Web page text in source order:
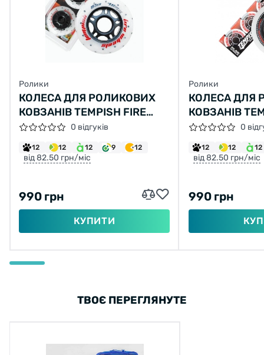
Ролики
КОЛЕСА ДЛЯ РОЛИКОВИХ
КОВЗАНІВ TEMPISH FIRE
76X24 85A0 відгуків
12 12 12 9 12
від 82.50 грн/міс
990 грн
КУПИТИ
Ролики
КОЛЕСА ДЛЯ
КОВЗАНІВ
70X24 84A
PCS)
0
12 12 12
від 82.50 грн/міс
990 грн
ТВОЄ ПЕРЕГЛЯНУТЕ